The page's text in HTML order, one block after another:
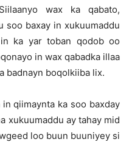
wax ka qabato,
soo baxay in xukuumaddu
ka yar toban qodob oo
in wax qabadka illaa
badnayn boqolkiiba lix.
in qiimaynta ka soo baxday
xukuumaddu ay tahay mid
loo buun buuniyey si